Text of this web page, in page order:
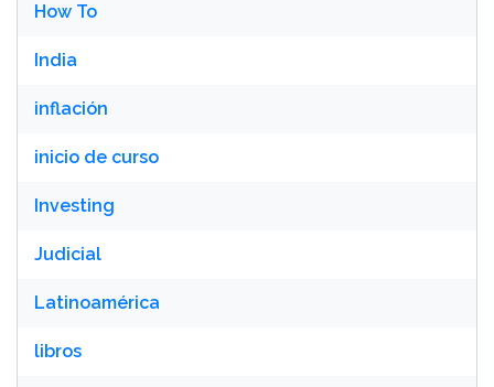
How To
India
inflación
inicio de curso
Investing
Judicial
Latinoamérica
libros